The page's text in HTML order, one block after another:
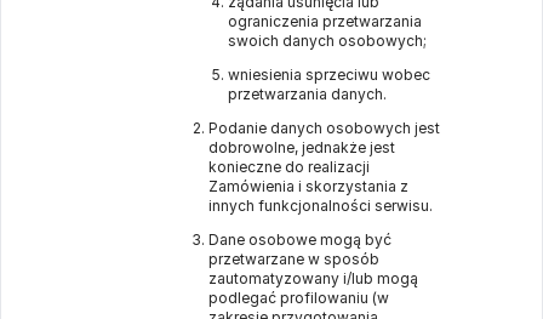
ograniczenia przetwarzania
swoich danych osobowych;
wniesienia sprzeciwu wobec
przetwarzania danych.
Podanie danych osobowych jest
dobrowolne, jednakże jest
konieczne do realizacji
Zamówienia i skorzystania z
innych funkcjonalności serwisu.
Dane osobowe mogą być
przetwarzane w sposób
zautomatyzowany i/lub mogą
podlegać profilowaniu (w